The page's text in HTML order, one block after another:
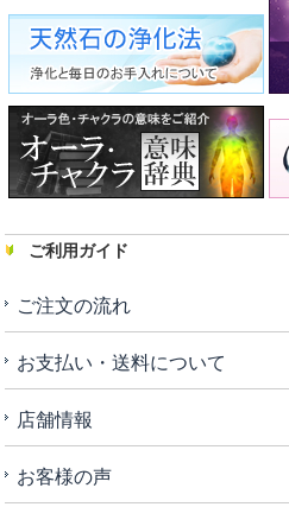
ご利用ガイド
ご注文の流れ
お支払い・送料について
店舗情報
お客様の声